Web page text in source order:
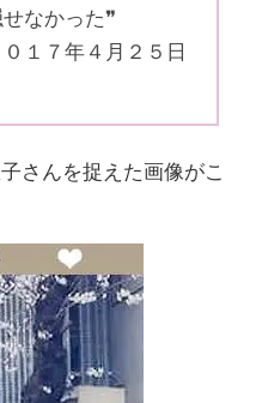
なかった❞
１７年４月２５日
さんを捉えた画像がこ